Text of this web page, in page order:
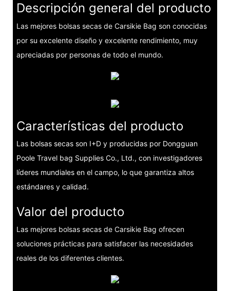
Descripción general del producto
Las mejores bolsas secas de Carsikie Bag son conocidas
por su excelente diseño y excelente rendimiento, muy
apreciadas por personas de todo el mundo.
Características del producto
Las bolsas secas son I+D y producidas por Dongguan
Poole Travel bag Supplies Co., Ltd., con investigadores
líderes mundiales en el campo, lo que garantiza altos
estándares y calidad.
Valor del producto
Las mejores bolsas secas de Carsikie Bag ofrecen
soluciones prácticas para satisfacer las necesidades
reales de los diferentes clientes.